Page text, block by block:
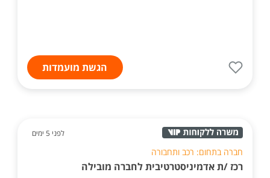
הגשת מועמדות
לפני 5 ימים
חברה בתחום: רכב ותחבורה
רכז /ת אדמיניסטרטיבית לחברה מובילה